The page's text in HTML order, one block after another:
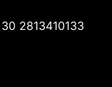
2813410133